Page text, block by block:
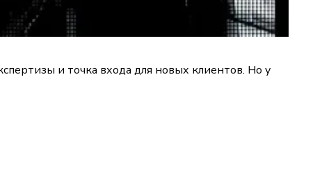
и точка входа для новых клиентов. Но у